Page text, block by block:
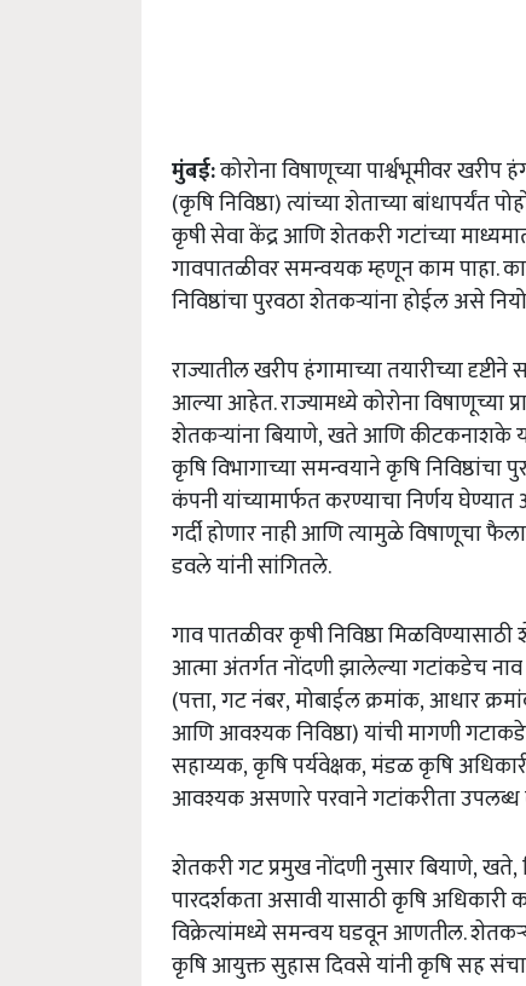
मुंबई:कोरोना विषाणूच्या पार्श्वभूमीवर
(कृषि निविष्ठा) त्यांच्या शेताच्या बांधापर्यंत
कृषी सेवा केंद्र आणि शेतकरी गटांच्या
गावपातळीवर समन्वयक म्हणून काम पाहा.
निविष्ठांचा पुरवठा शेतकऱ्यांना होईल असे
राज्यातील खरीप हंगामाच्या तयारीच्या
आल्या आहेत. राज्यामध्ये कोरोना विषाणूच्या
शेतकऱ्यांना बियाणे, खते आणि कीटकनाशके
कृषि विभागाच्या समन्वयाने कृषि
कंपनी यांच्यामार्फत करण्याचा निर्णय
गर्दी होणार नाही आणि त्यामुळे विषाणूचा
डवले यांनी सांगितले.
गाव पातळीवर कृषी निविष्ठा
आत्मा अंतर्गत नोंदणी झालेल्या गटांकडेच नाव
(पत्ता, गट नंबर, मोबाईल क्रमांक, आधार
आणि आवश्यक निविष्ठा) यांची मागणी गटाकडे
सहाय्यक, कृषि पर्यवेक्षक, मंडळ कृषि
आवश्यक असणारे परवाने गटांकरीता
शेतकरी गट प्रमुख नोंदणी नुसार बियाणे, खते,
पारदर्शकता असावी यासाठी कृषि अधिकारी
विक्रेत्यांमध्ये समन्वय घडवून आणतील.
कृषि आयुक्त सुहास दिवसे यांनी कृषि सह